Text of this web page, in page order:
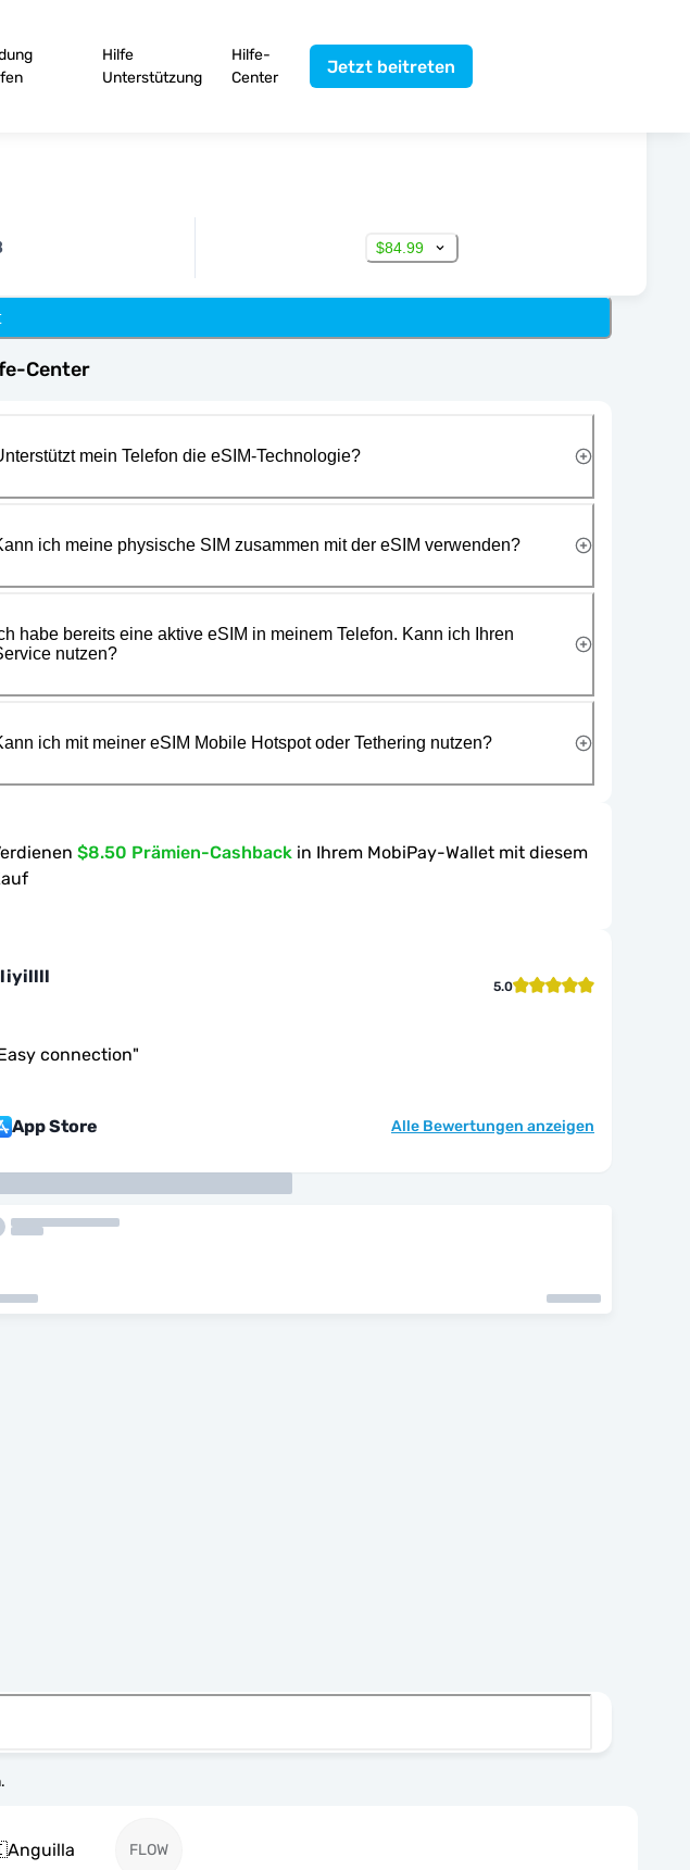
Hilfe
Unterstützung
Hilfe-
Center
Jetzt beitreten
$84.99
Anguilla FLOW
Center
mein Telefon die eSIM-Technologie?
ich meine physische SIM zusammen mit der eSIM verwenden?
habe bereits eine aktive eSIM in meinem Telefon. Kann ich Ihren
nutzen?
ich mit meiner eSIM Mobile Hotspot oder Tethering nutzen?
$8.50 Prämien-Cashback in Ihrem MobiPay-Wallet mit diesem
5.0
connection"
App Store Alle Bewertungen anzeigen